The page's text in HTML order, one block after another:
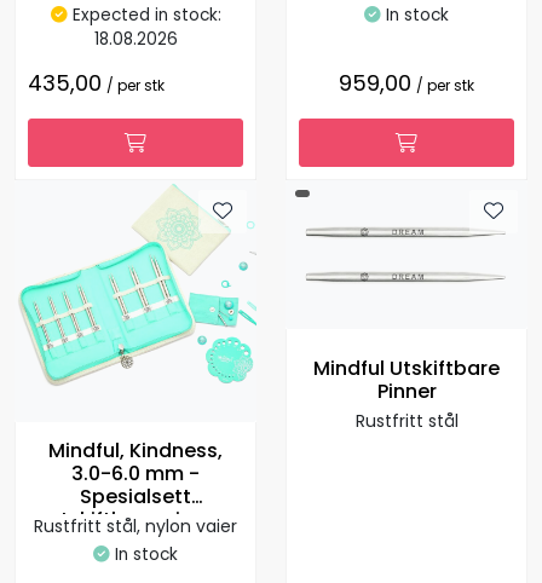
Expected in stock:
18.08.2026
435,00 / per stk
In stock
959,00 / per stk
Mindful, Kindness,
3.0-6.0 mm -
Spesialsett
utskiftbare pinner
Rustfritt stål, nylon vaier
In stock
Mindful Utskiftbare
Pinner
Rustfritt stål